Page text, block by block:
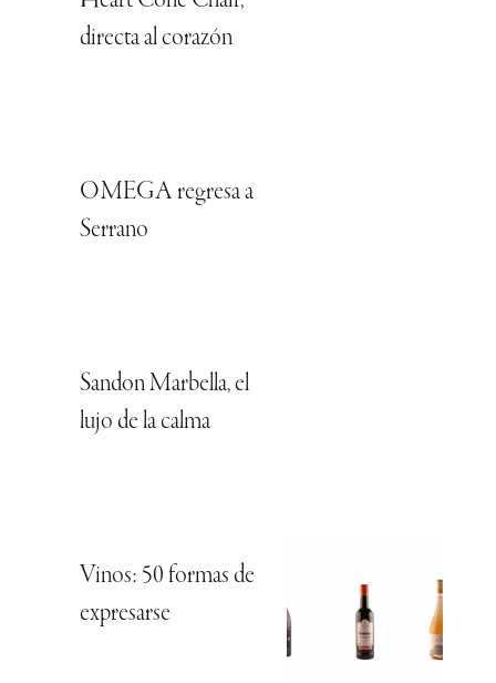
directa al corazón
OMEGA regresa a
Serrano
Sandon Marbella, el
lujo de la calma
Vinos: 50 formas de
expresarse